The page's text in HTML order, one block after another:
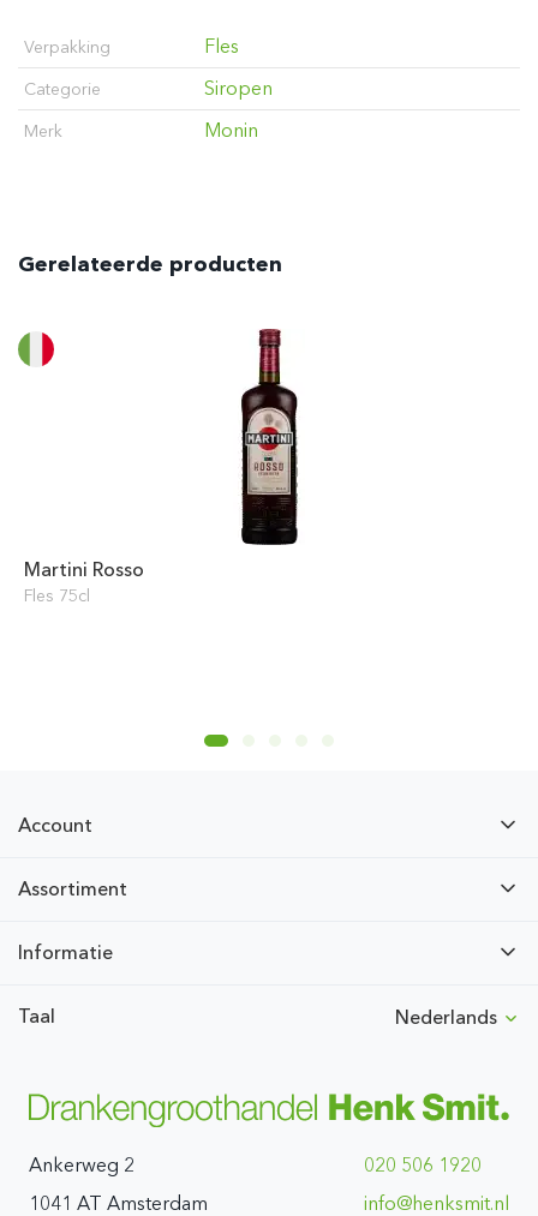
Verpakking Fles
Categorie Siropen
Merk Monin
Gerelateerde producten
Martini Rosso
Fles 75cl
Account
Assortiment
Informatie
Taal Nederlands
Ankerweg 2
1041 AT Amsterdam
020 506 1920
ln.timskneh@ofni